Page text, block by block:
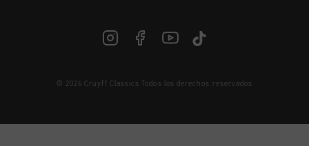
ES | € EUR
© 2026 Cruyff Classics Todos los derechos reservados